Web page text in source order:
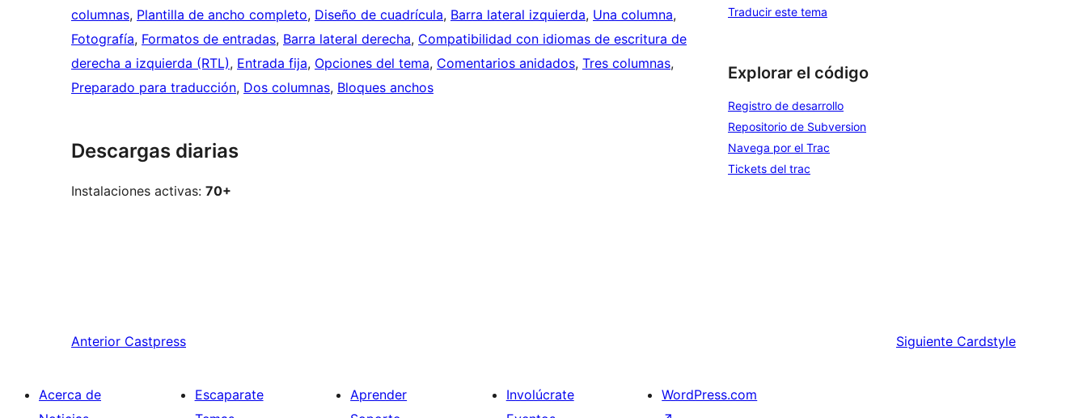
columnas, Plantilla de ancho completo, Diseño de cuadrícula, Barra lateral izquierda, Una columna
Fotografía, Formatos de entradas, Barra lateral derecha, Compatibilidad con idiomas de escritura de
derecha a izquierda (RTL), Entrada fija, Opciones del tema, Comentarios anidados, Tres columnas
Preparado para traducción, Dos columnas, Bloques anchos
Descargas diarias
Instalaciones activas: 70+
Traducir este tema
Explorar el código
Registro de desarrollo
Repositorio de Subversion
Navega por el Trac
Tickets del trac
Anterior Castpress Siguiente Cardstyle
Acerca de
Escaparate
Aprender
Involúcrate
WordPress.com